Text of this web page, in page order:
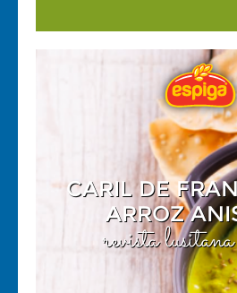
CARIL DE
ARROZ
revista